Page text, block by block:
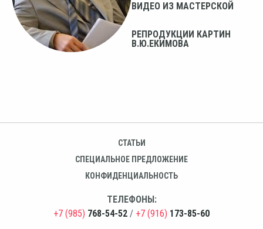
ВИДЕО ИЗ МАСТЕРСКОЙ
РЕПРОДУКЦИИ КАРТИН
В.Ю.ЕКИМОВА
СТАТЬИ
СПЕЦИАЛЬНОЕ ПРЕДЛОЖЕНИЕ
КОНФИДЕНЦИАЛЬНОСТЬ
ТЕЛЕФОНЫ:
+7 (985) 768-54-52 / +7 (916) 173-85-60